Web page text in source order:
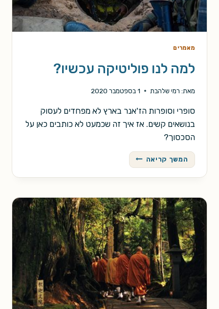
מאמרים
למה לנו פוליטיקה עכשיו?
מאת: רמי שלהבת 1 בספטמבר 2020
סופרי וסופרות הז'אנר בארץ לא מפחדים לעסוק
בנושאים קשים. אז איך זה שכמעט לא כותבים כאן על
הסכסוך?
המשך קריאה למה
לנו
פוליטיקה